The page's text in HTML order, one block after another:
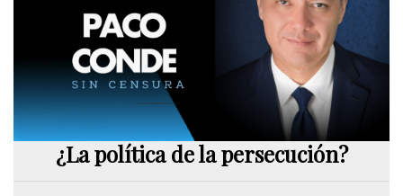
¿La política de la persecución?